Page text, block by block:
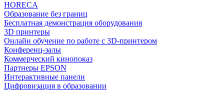
HORECA
Образование без границ
Бесплатная демонстрация оборудования
3D принтеры
Онлайн обучение по работе с 3D-принтером
Конференц-залы
Коммерческий кинопоказ
Партнеры EPSON
Интерактивные панели
Цифровизация в образовании